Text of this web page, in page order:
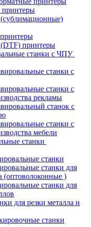
принтеры
принтеры
станки с ЧПУ
станки с
станки с
рекламы
станок с
станки с
мебели
станки
станки
станки для
(оптоволоконные )
станки для
для резки металла и
станки